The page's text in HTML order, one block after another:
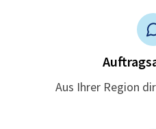
Aus Ihrer Region